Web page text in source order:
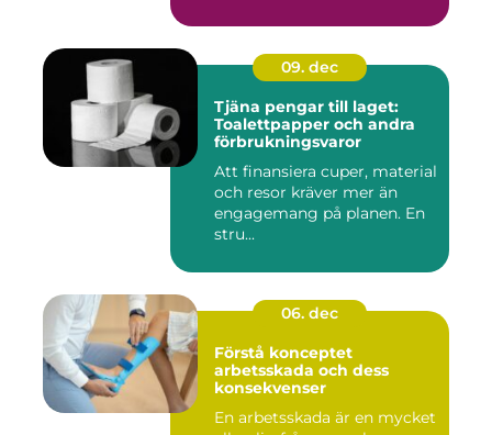
09. dec
Tjäna pengar till laget:
Toalettpapper och andra
förbrukningsvaror
Att finansiera cuper, material
och resor kräver mer än
engagemang på planen. En
stru...
06. dec
Förstå konceptet
arbetsskada och dess
konsekvenser
En arbetsskada är en mycket